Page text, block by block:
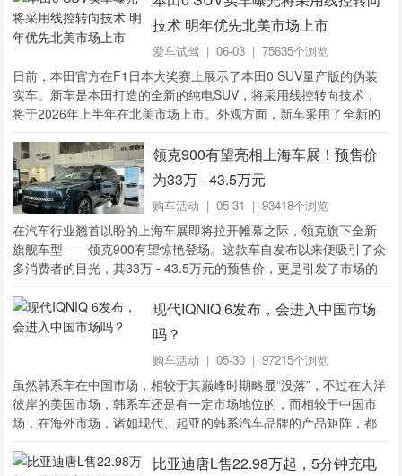
技术 明年优先北美市场上市
爱车试驾 | 06-03 | 75635个浏览
日前，本田官方在F1日本大奖赛上展示了本田0 SUV量产版的伪装
实车。新车是本田打造的全新的纯电SUV，将采用线控转向技术，
将于2026年上半年在北美市场上市。外观方面，新车采用了全新的
领克900有望亮相上海车展！预售价
为33万 - 43.5万元
购车活动 | 05-31 | 93418个浏览
​在汽车行业翘首以盼的上海车展即将拉开帷幕之际，领克旗下全新
旗舰车型——领克900有望惊艳登场。这款车自发布以来便吸引了众
多消费者的目光，其33万 - 43.5万元的预售价，更是引发了市场的
现代IQNIQ 6发布，会进入中国市场
吗？
购车活动 | 05-30 | 97215个浏览
虽然韩系车在中国市场，相较于其巅峰时期略显“没落”，不过在大洋
彼岸的美国市场，韩系车还是有一定市场地位的，而相较于中国市
场，在海外市场，诸如现代、起亚的韩系汽车品牌的产品矩阵，都
比亚迪唐L售22.98万起，5分钟充电